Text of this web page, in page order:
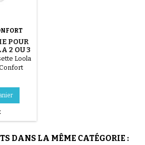
POUR
2 OU 3
Loola
DANS LA MÊME CATÉGORIE :